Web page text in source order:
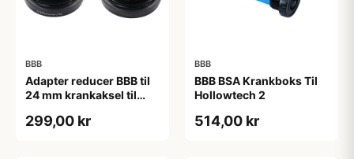
BBB
Adapter reducer BBB til
24 mm krankaksel til
299,00 kr
BBB
BBB BSA Krankboks Til
Hollowtech 2
514,00 kr